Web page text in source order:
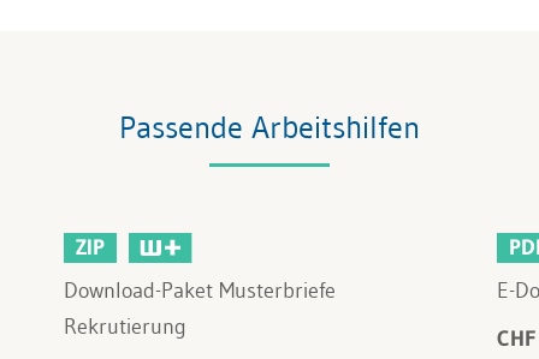
Passende Arbeitshilfen
ZIP
Download-Paket Musterbriefe
Rekrutierung
E-